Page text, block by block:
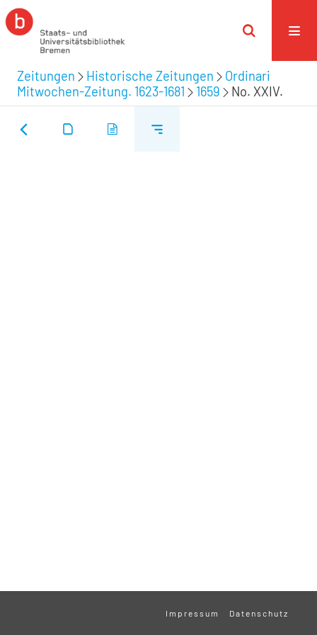
Zeitungen Historische Zeitungen
Ordinari
Mitwochen-Zeitung. 1623-1681
1659 No. XXIV.
Impressum Datenschutz